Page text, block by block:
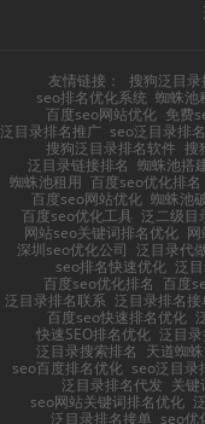
友情链接： 搜狗泛目
seo排名优化系统 蜘蛛池
百度seo网站优化 免费
泛目录排名推广 seo泛目录排名
搜狗泛目录排名软件 搜
泛目录链接排名 蜘蛛池搭
蜘蛛池租用 百度seo优化排名
百度seo网站优化 蜘蛛池
百度seo优化工具 泛二级目
网站seo关键词排名优化
深圳seo优化公司 泛目录代
seo排名快速优化 泛
百度seo优化排名 百度
泛目录排名联系 泛目录排名接
百度seo快速排名优化
快速SEO排名优化 泛目
泛目录搜索排名 天道蜘
seo百度排名优化 seo泛目录
泛目录排名代发 关键
seo网站关键词排名优化
泛目录排名接单 seo优